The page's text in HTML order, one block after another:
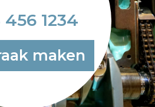
1234
maken